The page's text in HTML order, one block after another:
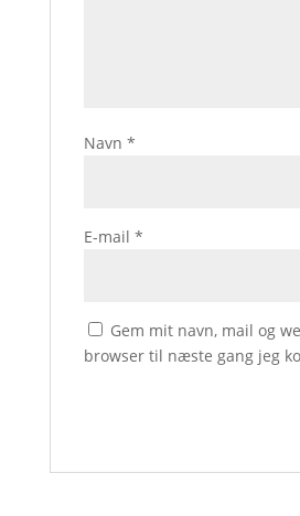
Navn *
E-mail *
Gem mit navn, mail og
browser til næste gang jeg